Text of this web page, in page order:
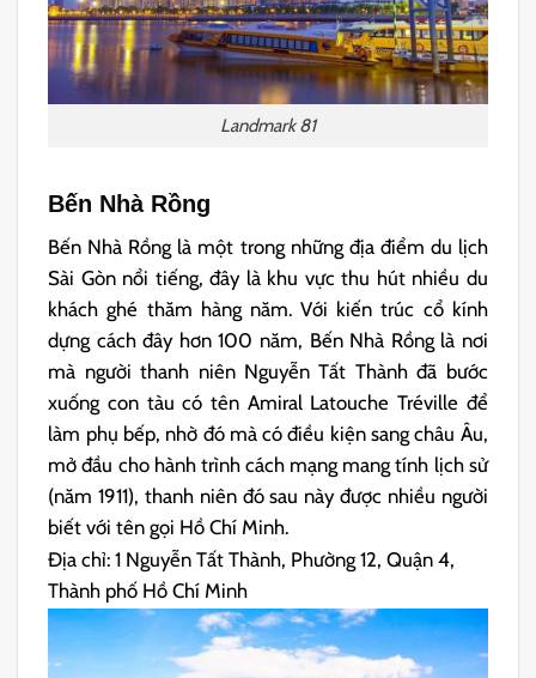
Landmark 81
Bến Nhà Rồng
Bến Nhà Rồng là một trong những địa điểm du lịch
Sài Gòn nổi tiếng, đây là khu vực thu hút nhiều du
khách ghé thăm hàng năm. Với kiến trúc cổ kính
dựng cách đây hơn 100 năm, Bến Nhà Rồng là nơi
mà người thanh niên Nguyễn Tất Thành đã bước
xuống con tàu có tên Amiral Latouche Tréville để
làm phụ bếp, nhờ đó mà có điều kiện sang châu Âu,
mở đầu cho hành trình cách mạng mang tính lịch sử
(năm 1911), thanh niên đó sau này được nhiều người
biết với tên gọi Hồ Chí Minh.
Địa chỉ: 1 Nguyễn Tất Thành, Phường 12, Quận 4,
Thành phố Hồ Chí Minh